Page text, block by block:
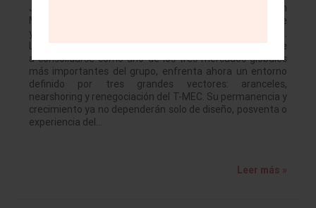
JULIO BRITO A. Mazda llega a su vigésimo aniversario en
México en medio del momento industrial más desafiante
y, al mismo tiempo, más prometedor de la última década.
La marca japonesa, que pasó de ser un actor emergente
a consolidarse como uno de los tres mercados globales
más importantes del grupo, enfrenta ahora un entorno
definido por tres grandes vectores: aranceles,
nearshoring y renegociación del T-MEC. Su permanencia y
crecimiento ya no dependerán solo de diseño, posventa o
experiencia del…
Leer más »